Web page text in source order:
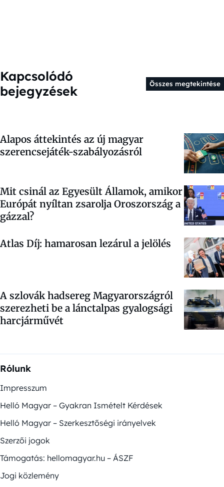
Kapcsolódó
bejegyzések
Összes megtekintése
Alapos áttekintés az új magyar
szerencsejáték-szabályozásról
Mit csinál az Egyesült Államok, amikor
Európát nyíltan zsarolja Oroszország a
gázzal?
Atlas Díj: hamarosan lezárul a jelölés
A szlovák hadsereg Magyarországról
szerezheti be a lánctalpas gyalogsági
harcjárművét
Rólunk
Impresszum
Helló Magyar – Gyakran Ismételt Kérdések
Helló Magyar – Szerkesztőségi irányelvek
Szerzői jogok
Támogatás: hellomagyar.hu – ÁSZF
Jogi közlemény